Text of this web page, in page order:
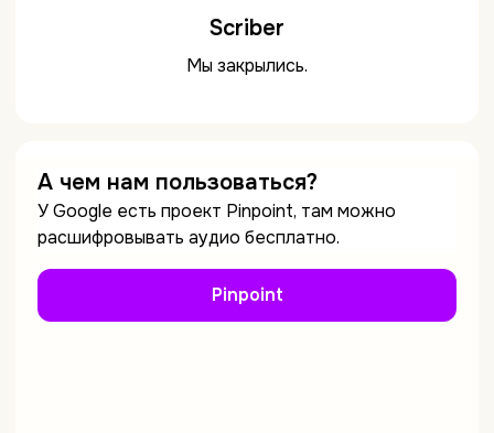
Scriber
Мы закрылись.
А чем нам пользоваться?
У Google есть проект Pinpoint, там можно
расшифровывать аудио бесплатно.
Pinpoint